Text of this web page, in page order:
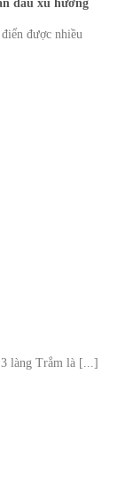
đầu xu hướng
được nhiều
làng Trắm là [...]